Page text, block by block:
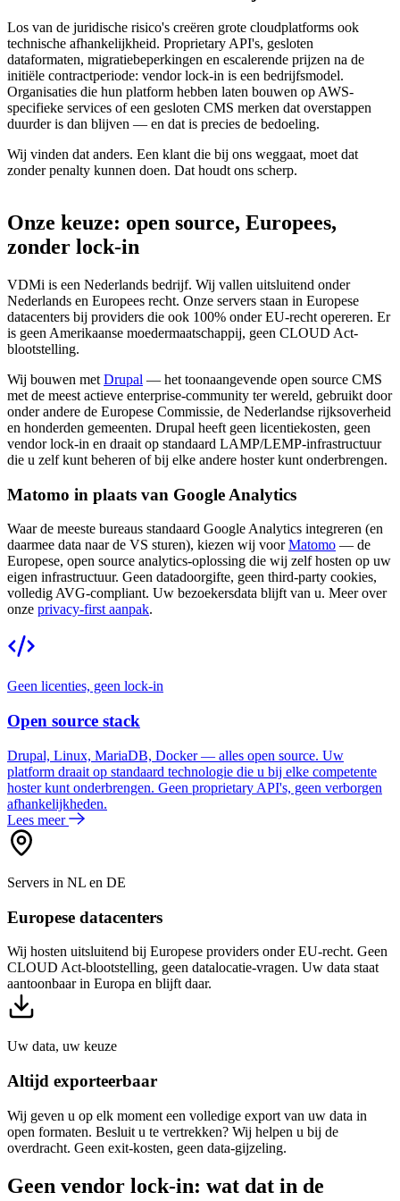
Los van de juridische risico's creëren grote cloudplatforms ook
technische afhankelijkheid. Proprietary API's, gesloten
dataformaten, migratiebeperkingen en escalerende prijzen na de
initiële contractperiode: vendor lock-in is een bedrijfsmodel.
Organisaties die hun platform hebben laten bouwen op AWS-
specifieke services of een gesloten CMS merken dat overstappen
duurder is dan blijven — en dat is precies de bedoeling.
Wij vinden dat anders. Een klant die bij ons weggaat, moet dat
zonder penalty kunnen doen. Dat houdt ons scherp.
Onze keuze: open source, Europees,
zonder lock-in
VDMi is een Nederlands bedrijf. Wij vallen uitsluitend onder
Nederlands en Europees recht. Onze servers staan in Europese
datacenters bij providers die ook 100% onder EU-recht opereren. Er
is geen Amerikaanse moedermaatschappij, geen CLOUD Act-
blootstelling.
Wij bouwen met Drupal — het toonaangevende open source CMS
met de meest actieve enterprise-community ter wereld, gebruikt door
onder andere de Europese Commissie, de Nederlandse rijksoverheid
en honderden gemeenten. Drupal heeft geen licentiekosten, geen
vendor lock-in en draait op standaard LAMP/LEMP-infrastructuur
die u zelf kunt beheren of bij elke andere hoster kunt onderbrengen.
Matomo in plaats van Google Analytics
Waar de meeste bureaus standaard Google Analytics integreren (en
daarmee data naar de VS sturen), kiezen wij voorMatomo — de
Europese, open source analytics-oplossing die wij zelf hosten op uw
eigen infrastructuur. Geen datadoorgifte, geen third-party cookies,
volledig AVG-compliant. Uw bezoekersdata blijft van u. Meer over
onze privacy-first aanpak.
Geen licenties, geen lock-in
Open source stack
Drupal, Linux, MariaDB, Docker — alles open source. Uw
platform draait op standaard technologie die u bij elke competente
hoster kunt onderbrengen. Geen proprietary API's, geen verborgen
afhankelijkheden.
Lees meer
Servers in NL en DE
Europese datacenters
Wij hosten uitsluitend bij Europese providers onder EU-recht. Geen
CLOUD Act-blootstelling, geen datalocatie-vragen. Uw data staat
aantoonbaar in Europa en blijft daar.
Uw data, uw keuze
Altijd exporteerbaar
Wij geven u op elk moment een volledige export van uw data in
open formaten. Besluit u te vertrekken? Wij helpen u bij de
overdracht. Geen exit-kosten, geen data-gijzeling.
Geen vendor lock-in: wat dat in de